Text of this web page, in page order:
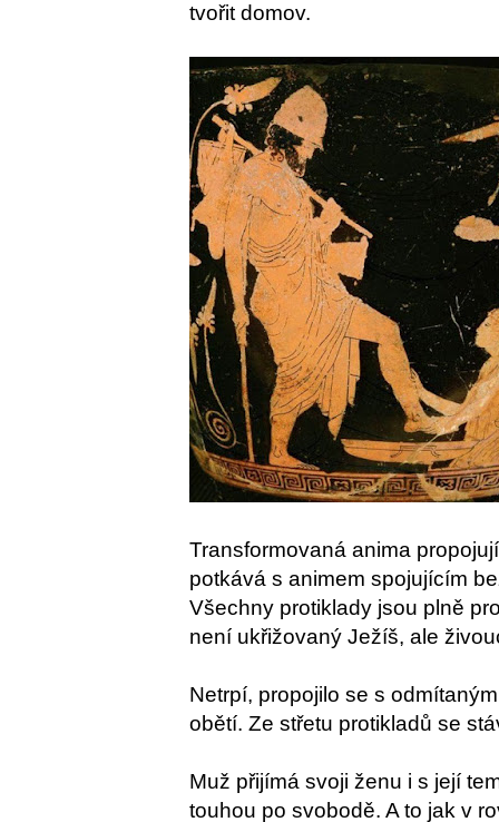
tvořit domov.
Transformovaná anima
potkává s animem spojujícím
Všechny protiklady jsou plně
není ukřižovaný Ježíš, ale
Netrpí, propojilo se s
obětí. Ze střetu protikladů se
Muž přijímá svoji ženu i s její
touhou po svobodě. A to jak v